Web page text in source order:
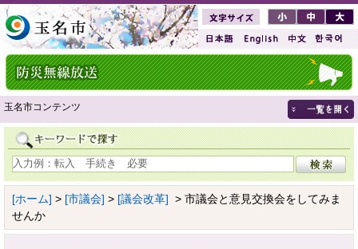
玉名市コンテンツ
[ホーム] > [市議会] > [議会改革] > 市議会と意見交換会をしてみま
せんか